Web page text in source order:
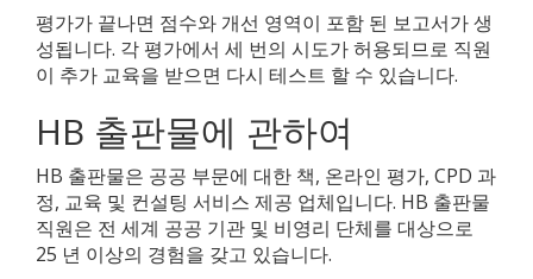
평가가 끝나면 점수와 개선 영역이 포함 된 보고서가 생
성됩니다. 각 평가에서 세 번의 시도가 허용되므로 직원
이 추가 교육을 받으면 다시 테스트 할 수 있습니다.
HB 출판물에 관하여
HB 출판물은 공공 부문에 대한 책, 온라인 평가, CPD 과
정, 교육 및 컨설팅 서비스 제공 업체입니다. HB 출판물
직원은 전 세계 공공 기관 및 비영리 단체를 대상으로
25 년 이상의 경험을 갖고 있습니다.